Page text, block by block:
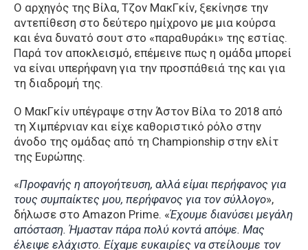
Ο αρχηγός της Βίλα, Τζον ΜακΓκίν, ξεκίνησε την
αντεπίθεση στο δεύτερο ημίχρονο με μια κούρσα
και ένα δυνατό σουτ στο «παραθυράκι» της εστίας.
Παρά τον αποκλεισμό, επέμεινε πως η ομάδα μπορεί
να είναι υπερήφανη για την προσπάθειά της και για
τη διαδρομή της.
Ο ΜακΓκίν υπέγραψε στην Άστον Βίλα το 2018 από
τη Χιμπέρνιαν και είχε καθοριστικό ρόλο στην
άνοδο της ομάδας από τη Championship στην ελίτ
της Ευρώπης.
«Προφανής η απογοήτευση, αλλά είμαι περήφανος για
τους συμπαίκτες μου, περήφανος για τον σύλλογο»,
δήλωσε στο Amazon Prime. «Έχουμε διανύσει μεγάλη
απόσταση. Ήμασταν πάρα πολύ κοντά απόψε. Μας
έλειψε ελάχιστο. Είχαμε ευκαιρίες να στείλουμε τον